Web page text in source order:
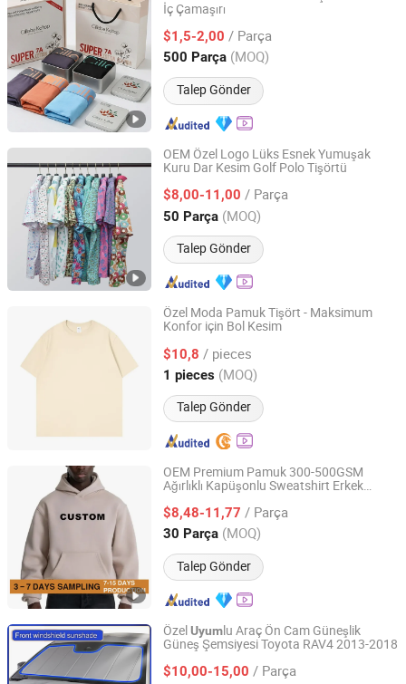
Profesyonel Blazer
nedir?
İç Çamaşırı
$1,5-2,00 / Parça
500 Parça (MOQ)
Talep Gönder
Shantou Cosman Clothing Co., Ltd.
Guangdong, China Fiyat 2026
OEM Özel Logo Lüks Esnek Yumuşak
Kuru Dar Kesim Golf Polo Tişörtü
$8,00-11,00 / Parça
50 Parça (MOQ)
Talep Gönder
Dongguan Qiandao Industrial Co., Ltd.
Guangdong, China Fiyat 2025
Özel Moda Pamuk Tişört - Maksimum
Konfor için Bol Kesim
$10,8 / pieces
1 pieces (MOQ)
Talep Gönder
Fuzhou Miran Trading Co., Ltd.
Fujian, China Fiyat 2026
OEM Premium Pamuk 300-500GSM
Ağırlıklı Kapüşonlu Sweatshirt Erkek
Özel Düz Baskı Logo Özel Etiket Sp5der
Sokak Modası Kapüşonlu Sweatshirt
$8,48-11,77 / Parça
30 Parça (MOQ)
Talep Gönder
Guangzhou Unithundred Garment
Guangdong, China Fiyat 2025
ÖzelUyumlu Araç Ön Cam Güneşlik
Güneş Şemsiyesi Toyota RAV4 2013-2018
$10,00-15,00 / Parça
Taizhou Sanqi Auto Parts Co., Ltd.